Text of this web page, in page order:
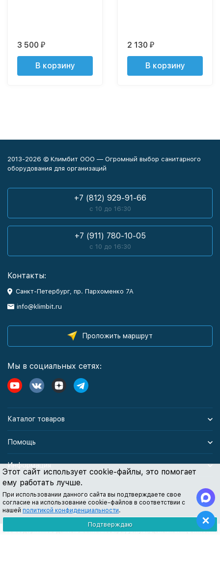
Этот сайт использует cookie-файлы, это помогает
ему работать лучше.
При использовании данного сайта вы подтверждаете свое
согласие на использование cookie-файлов в соответствии с
нашей политикой конфиденциальности.
Подтверждаю
3 500 ₽
В корзину
2 130 ₽
В корзину
2013-2026 © Климбит ООО — Огромный выбор санитарного
оборудования для организаций
+7 (812) 929-91-66
с 10 до 16:30
+7 (911) 780-10-05
с 10 до 16:30
Контакты:
Санкт-Петербург, пр. Пархоменко 7А
info@klimbit.ru
Проложить маршрут
Мы в социальных сетях:
Каталог товаров
Помощь
Информация
Политика персональных данных
Все содержимое данного сайта: товары, услуги, цены на них, описания